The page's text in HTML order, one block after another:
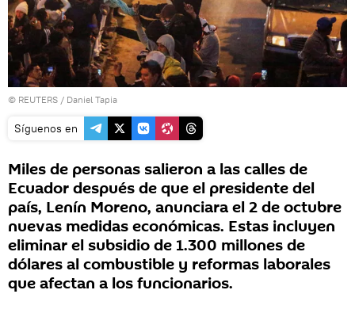
© REUTERS / Daniel Tapia
Síguenos en
Miles de personas salieron a las calles de
Ecuador después de que el presidente del
país, Lenín Moreno, anunciara el 2 de octubre
nuevas medidas económicas. Estas incluyen
eliminar el subsidio de 1.300 millones de
dólares al combustible y reformas laborales
que afectan a los funcionarios.